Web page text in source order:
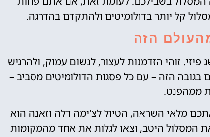
קל יותר בדולומיטים ולהתקדם בהדרגה.
הזה
זוהי הזדמנות לעצור, לנשום עמוק, ולהרגיש
הזה – עם כל פסגות הדולומיטים מסביב –
ממהפנט.
מלאי השראה, הטיול לצ'ימה דלה וזאנה הוא
המסלול היטב, וצאו לגלות את אחד מהמקומות